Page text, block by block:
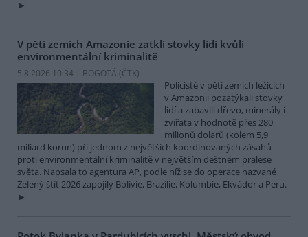
V pěti zemích Amazonie zatkli stovky lidí kvůli
environmentální kriminalitě
5.8.2026 10:34 | BOGOTÁ (ČTK)
Policisté v pěti zemích ležících
v Amazonii pozatýkali stovky
lidí a zabavili dřevo, minerály i
zvířata v hodnotě přes 280
milionů dolarů (kolem 5,9
miliard korun) při jednom z největších koordinovaných zásahů
proti environmentální kriminalitě v největším deštném pralese
světa. Napsala to agentura AP, podle níž se do operace nazvané
Zelený štít 2026 zapojily Bolívie, Brazílie, Kolumbie, Ekvádor a Peru.